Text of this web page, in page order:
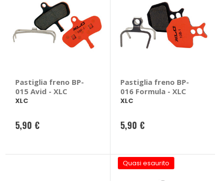
Pastiglia freno BP-
015 Avid - XLC
XLC
5,90 €
Pastiglia freno BP-
016 Formula - XLC
XLC
5,90 €
Quasi esaurito